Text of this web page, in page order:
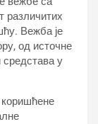
различитих
Вежба је
од источне
у